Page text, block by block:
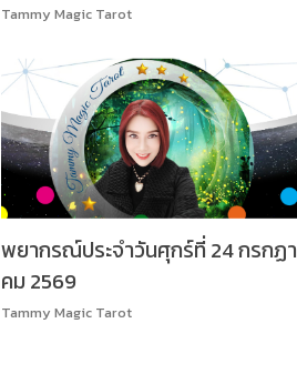
Tammy Magic Tarot
พยากรณ์ประจำวันศุกร์ที่ 24 กรกฏา
คม 2569
Tammy Magic Tarot